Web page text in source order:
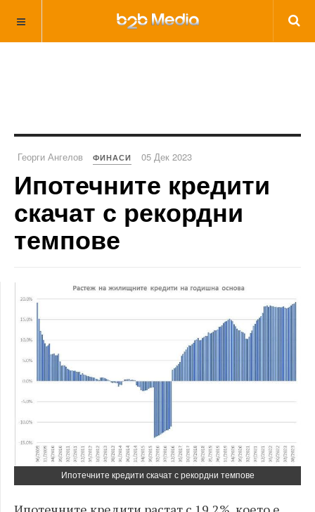
Георги Ангелов ФИНАСИ 05 Дек 2023
Ипотечните кредити
скачат с рекордни
темпове
Ипотечните кредити скачат с рекордни темпове